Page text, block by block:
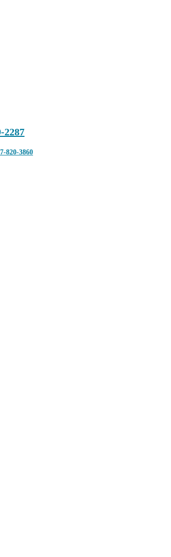
2287
820-3860